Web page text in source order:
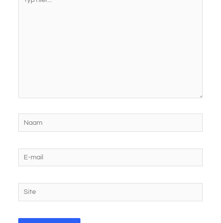
Naam
mail
Site